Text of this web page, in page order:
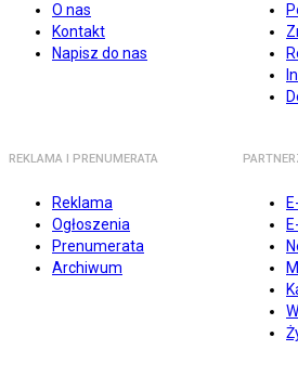
O nas
Kontakt
Napisz do nas
REKLAMA I PRENUMERATA
Reklama
Ogłoszenia
Prenumerata
Archiwum